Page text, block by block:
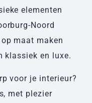
elementen
Noord
maat maken
klassiek en luxe.
voor je interieur?
met plezier